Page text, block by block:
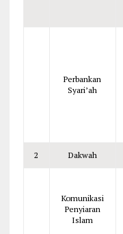
Perbankan
Syari’ah
2 Dakwah
Komunikasi
Penyiaran
Islam